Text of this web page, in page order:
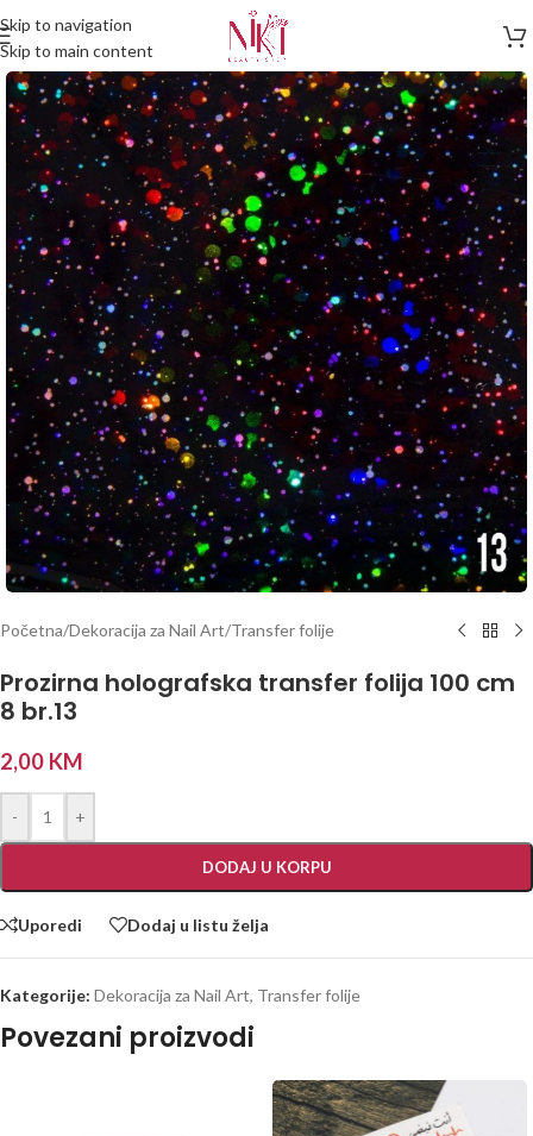
Skip to navigation
Skip to main content
Početna/Dekoracija za Nail Art/Transfer folije
Prozirna holografska transfer folija 100 cm
8 br.13
2,00 KM
- +
DODAJ U KORPU
Uporedi Dodaj u listu želja
Kategorije: Dekoracija za Nail Art, Transfer folije
Povezani proizvodi